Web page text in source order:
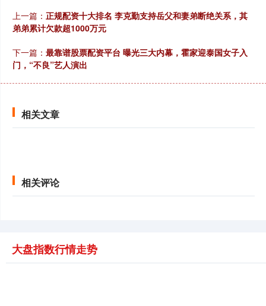
上一篇： 正规配资十大排名 李克勤支持岳父和妻弟断绝关系，其
弟弟累计欠款超1000万元
下一篇： 最靠谱股票配资平台 曝光三大内幕，霍家迎泰国女子入
门，“不良”艺人演出
相关文章
相关评论
大盘指数行情走势